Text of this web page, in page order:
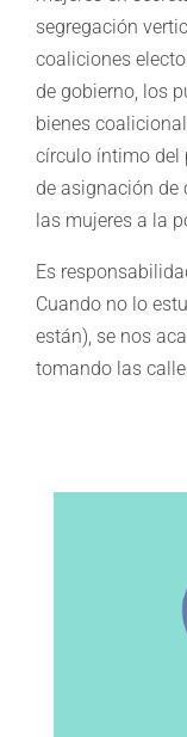
segregación
coaliciones
de gobierno, los
bienes
círculo íntimo del
de asignación de
las mujeres a la
Es
Cuando no lo
están), se nos
tomando las